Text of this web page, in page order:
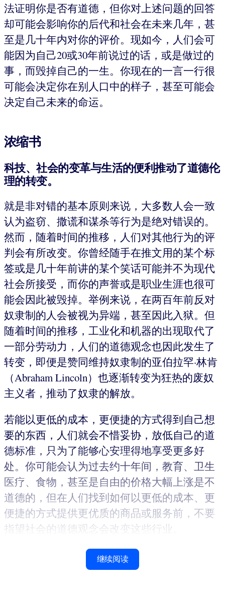
法证明你是否有道德，但你对上述问题的回答
却可能会影响你的后代和社会在未来几年，甚
至是几十年内对你的评价。现如今，人们会可
能因为自己20或30年前说过的话，或是做过的
事，而毁掉自己的一生。你现在的一言一行很
可能会决定你在别人口中的样子，甚至可能会
决定自己未来的命运。
浓缩书
科技、社会的变革与生活的便利推动了道德伦
理的转变。
就是非对错的基本原则来说，大多数人会一致
认为盗窃、撒谎和谋杀等行为是绝对错误的。
然而，随着时间的推移，人们对其他行为的评
判会有所改变。你曾经随手在推文用的某个标
签或是几十年前讲的某个笑话可能并不为现代
社会所接受，而你的声誉或是职业生涯也很可
能会因此被毁掉。举例来说，在两百年前反对
奴隶制的人会被视为异端，甚至因此入狱。但
随着时间的推移，工业化和机器的出现取代了
一部分劳动力，人们的道德观念也因此发生了
转变，即便是赞同维持奴隶制的亚伯拉罕·林肯
（Abraham Lincoln）也逐渐转变为狂热的废奴
主义者，推动了奴隶的解放。
若能以更低的成本，更便捷的方式得到自己想
要的东西，人们就会不惜妥协，放低自己的道
德标准，只为了能够心安理得地享受更多好
处。你可能会认为过去约十年间，教育、卫生
医疗、食物，甚至是自由的价格大幅上涨是不
道德的，但在人们找到如何以更低的成本、更
便捷的方式提供更优质的商品或服务前，不要
指望社会的道德观念会改变这些行业。
继续阅读